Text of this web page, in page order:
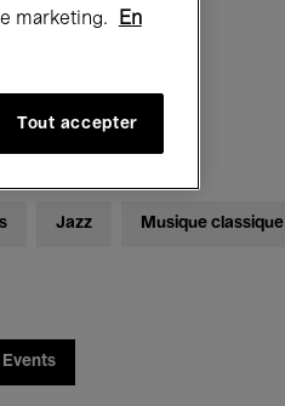
Jazz Musique classique
Events
marketing.
En
Tout accepter